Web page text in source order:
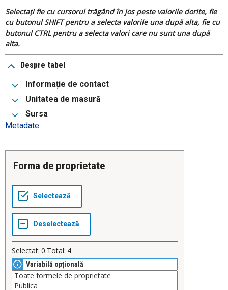
Selectați fie cu cursorul trăgând în jos peste valorile dorite, fie
cu butonul SHIFT pentru a selecta valorile una după alta, fie cu
butonul CTRL pentru a selecta valori care nu sunt una după
alta.
Despre tabel
Informație de contact
Unitatea de masură
Sursa
Metadate
Forma de proprietate
Selectat: 0 Total: 4
Variabilă opțională